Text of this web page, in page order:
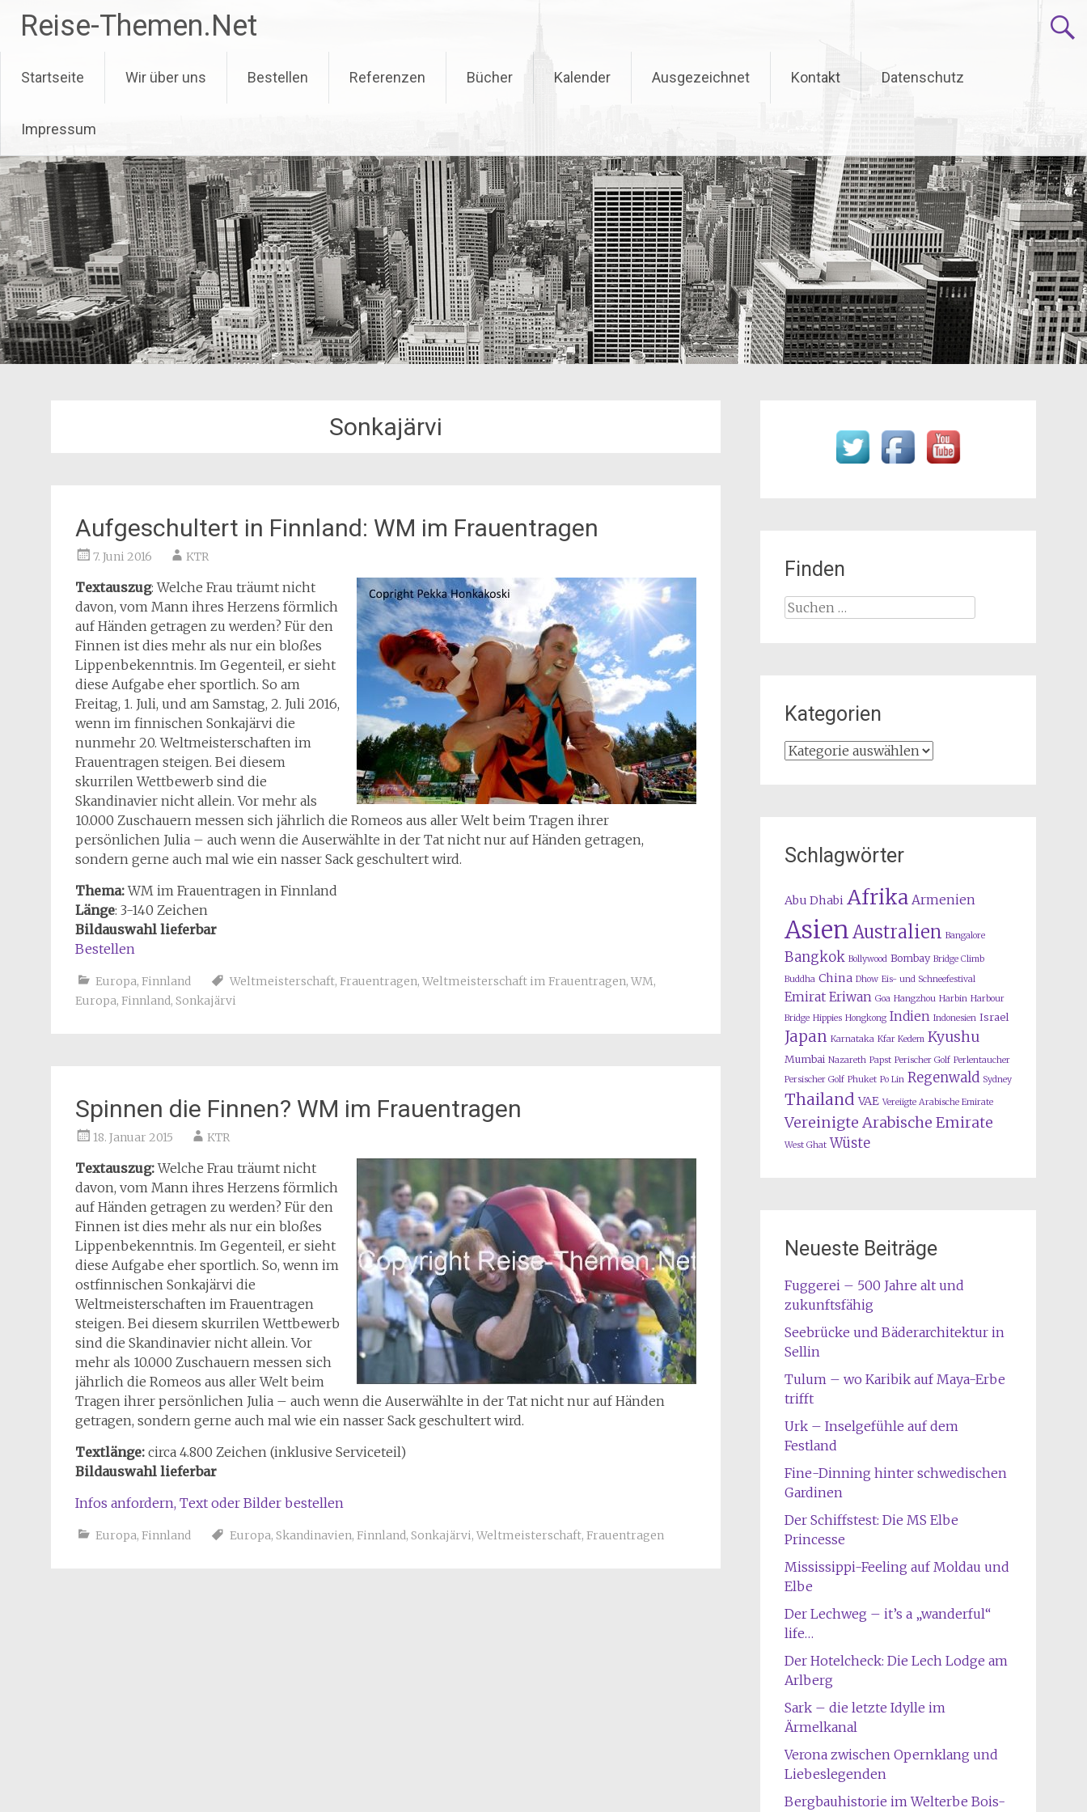
Inhalt
springen
Reise-Themen.Net
Startseite Wir über uns Bestellen Referenzen Bücher Kalender Ausgezeichnet Kontakt Datenschutz
Impressum
Sonkajärvi
Aufgeschultert in Finnland: WM im Frauentragen
7. Juni 2016 KTR
Textauszug: Welche Frau träumt nicht
davon, vom Mann ihres Herzens förmlich
auf Händen getragen zu werden? Für den
Finnen ist dies mehr als nur ein bloßes
Lippenbekenntnis. Im Gegenteil, er sieht
diese Aufgabe eher sportlich. So am
Freitag, 1. Juli, und am Samstag, 2. Juli 2016,
wenn im finnischen Sonkajärvi die
nunmehr 20. Weltmeisterschaften im
Frauentragen steigen. Bei diesem
skurrilen Wettbewerb sind die
Skandinavier nicht allein. Vor mehr als
10.000 Zuschauern messen sich jährlich die Romeos aus aller Welt beim Tragen ihrer
persönlichen Julia – auch wenn die Auserwählte in der Tat nicht nur auf Händen getragen,
sondern gerne auch mal wie ein nasser Sack geschultert wird.
Thema:WM im Frauentragen in Finnland
Länge: 3-140 Zeichen
Bildauswahl lieferbar
Bestellen
Europa, Finnland Weltmeisterschaft, Frauentragen, Weltmeisterschaft im Frauentragen, WM,
Europa, Finnland, Sonkajärvi
Spinnen die Finnen? WM im Frauentragen
18. Januar 2015 KTR
Textauszug:Welche Frau träumt nicht
davon, vom Mann ihres Herzens förmlich
auf Händen getragen zu werden? Für den
Finnen ist dies mehr als nur ein bloßes
Lippenbekenntnis. Im Gegenteil, er sieht
diese Aufgabe eher sportlich. So, wenn im
ostfinnischen Sonkajärvi die
Weltmeisterschaften im Frauentragen
steigen. Bei diesem skurrilen Wettbewerb
sind die Skandinavier nicht allein. Vor
mehr als 10.000 Zuschauern messen sich
jährlich die Romeos aus aller Welt beim
Tragen ihrer persönlichen Julia – auch wenn die Auserwählte in der Tat nicht nur auf Händen
getragen, sondern gerne auch mal wie ein nasser Sack geschultert wird.
Textlänge: circa 4.800 Zeichen (inklusive Serviceteil)
Bildauswahl lieferbar
Infos anfordern, Text oder Bilder bestellen
Europa, Finnland Europa, Skandinavien, Finnland, Sonkajärvi, Weltmeisterschaft, Frauentragen
Finden
Suchen
Kategorien
Kategorien
Schlagwörter
Abu Dhabi Afrika Armenien
AsienAustralien Bangalore
Bangkok Bollywood Bombay Bridge Climb
Buddha China Dhow Eis- und Schneefestival
Emirat Eriwan Goa Hangzhou Harbin Harbour
Bridge Hippies Hongkong Indien Indonesien Israel
Japan Karnataka Kfar Kedem Kyushu
Mumbai Nazareth Papst Perischer Golf Perlentaucher
Persischer Golf Phuket Po Lin Regenwald Sydney
Thailand VAE Vereiigte Arabische Emirate
Vereinigte Arabische Emirate
West Ghat Wüste
Neueste Beiträge
Fuggerei – 500 Jahre alt und
zukunftsfähig
Seebrücke und Bäderarchitektur in
Sellin
Tulum – wo Karibik auf Maya-Erbe
trifft
Urk – Inselgefühle auf dem
Festland
Fine-Dinning hinter schwedischen
Gardinen
Der Schiffstest: Die MS Elbe
Princesse
Mississippi-Feeling auf Moldau und
Elbe
Der Lechweg – it’s a „wanderful“
life…
Der Hotelcheck: Die Lech Lodge am
Arlberg
Sark – die letzte Idylle im
Ärmelkanal
Verona zwischen Opernklang und
Liebeslegenden
Bergbauhistorie im Welterbe Bois-